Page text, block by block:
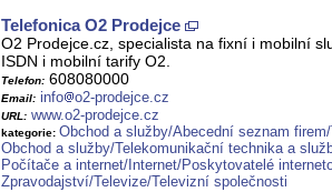
Telefonica O2 Prodejce
O2 Prodejce.cz, specialista na fixní i mobilní
ISDN i mobilní tarify O2.
Telefon: 608080000
Email: info o2-prodejce.cz
URL: www.o2-prodejce.cz
kategorie: Obchod a služby/Abecední seznam
Obchod a služby/Telekomunikační technika a
Počítače a internet/Internet/Poskytovatelé
Zpravodajství/Televize/Televizní společnosti